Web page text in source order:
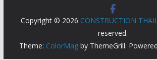
Copyright © 2026 CONSTRUCTION
reserved.
Theme: ColorMagby ThemeGrill.